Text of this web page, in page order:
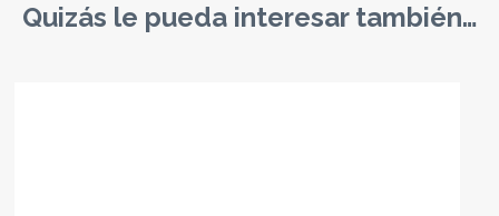
Quizás le pueda interesar también…